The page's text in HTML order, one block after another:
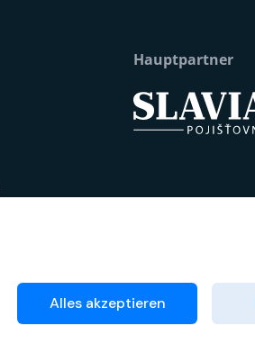
Hauptpartner
Alles akzeptieren